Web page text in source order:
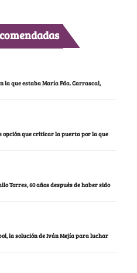
la que estaba María Fda. Carrascal,
opción que criticar la puerta por la que
Torres, 60 años después de haber sido
la solución de Iván Mejía para luchar